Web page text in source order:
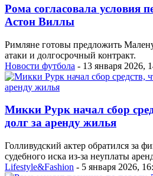
Рома согласовала условия
Астон Виллы
Римляне готовы предложить
атаки и долгосрочный контракт.
Новости футбола - 13 января 2026,
Микки Рурк начал сбор
долг за аренду жилья
Голливудский актер обратился за
судебного иска из-за неуплаты
Lifestyle&Fashion - 5 января 2026,